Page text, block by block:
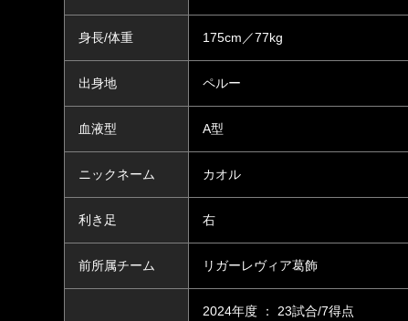
身長/体重 175cm／77kg
出身地 ペルー
血液型 A型
ニックネーム カオル
利き足 右
前所属チーム リガーレヴィア葛飾
2024年度 ： 23試合/7得点